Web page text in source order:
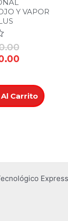
Y VAPOR
Carrito